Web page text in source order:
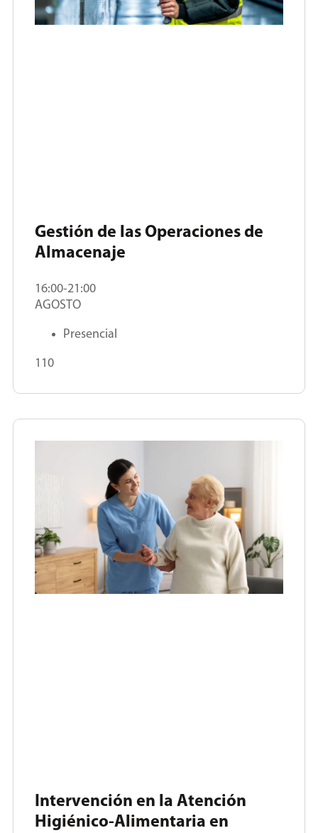
Gestión de las Operaciones de
Almacenaje
16:00-21:00
AGOSTO
Presencial
110
Intervención en la Atención
Higiénico-Alimentaria en